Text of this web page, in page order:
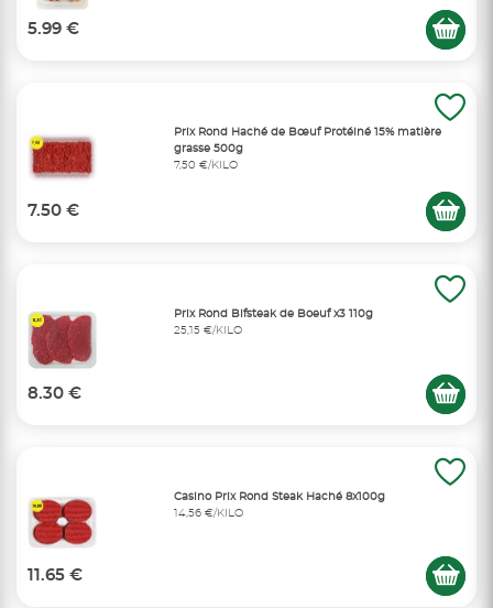
5.99 €
Prix Rond Haché de Bœuf Protéiné 15% matière
grasse 500g
7,50 €/KILO
7.50 €
Prix Rond Bifsteak de Boeuf x3 110g
25,15 €/KILO
8.30 €
Casino Prix Rond Steak Haché 8x100g
14,56 €/KILO
11.65 €